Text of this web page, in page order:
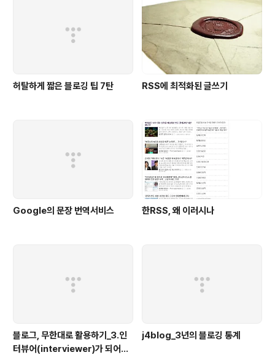
허탈하게 짧은 블로깅 팁 7탄 RSS에 최적화된 글쓰기
Google의 문장 번역서비스 한RSS, 왜 이러시나
블로그, 무한대로 활용하기_3.인
터뷰어(interviewer)가 되어보
j4blog_3년의 블로깅 통계